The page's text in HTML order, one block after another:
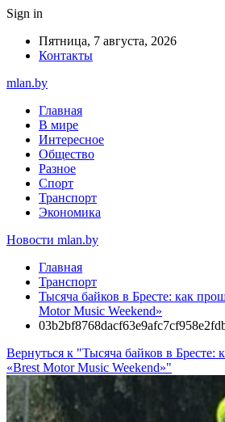
Sign in
Пятница, 7 августа, 2026
Контакты
mlan.by
Главная
В мире
Интересное
Общество
Разное
Спорт
Транспорт
Экономика
Новости mlan.by
Главная
Транспорт
Тысяча байков в Бресте: как
Motor Music Weekend»
Вернуться к "Тысяча байков в Бресте:
«Brest Motor Music Weekend»"